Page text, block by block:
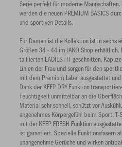
Serie perfekt für moderne
werden die neuen PREMIUM BASICS
und sportiven Details.
Für Damen ist die Kollektion ist in sechs
Größen 34 - 44 im JAKO Shop
taillierten LADIES FIT geschnitten.
Linien der Frau und sorgen für den
mit dem Premium Label ausgestattet
Dank der KEEP DRY Funktion
Feuchtigkeit unmittelbar an die
Material sehr schnell, schützt vor
angenehmes Körpergefühl beim Sport.
mit der KEEP FRESH Funktion
ist garantiert. Spezielle Funktionsfasern
unangenehme Gerüche und wirken